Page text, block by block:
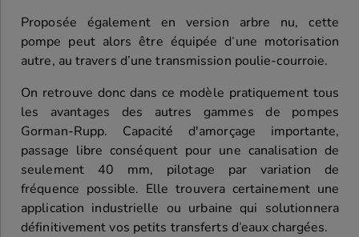
Proposée également en version arbre nu, cette
pompe peut alors être équipée d’une motorisation
autre, au travers d’une transmission poulie-courroie.
On retrouve donc dans ce modèle pratiquement tous
les avantages des autres gammes de pompes
Gorman-Rupp. Capacité d'amorçage importante,
passage libre conséquent pour une canalisation de
seulement 40 mm, pilotage par variation de
fréquence possible. Elle trouvera certainement une
application industrielle ou urbaine qui solutionnera
définitivement vos petits transferts d’eaux chargées.